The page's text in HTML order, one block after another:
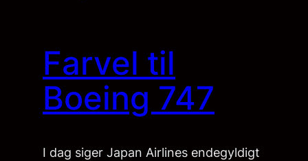
Farvel til
Boeing 747
I dag siger Japan Airlines endegyldigt